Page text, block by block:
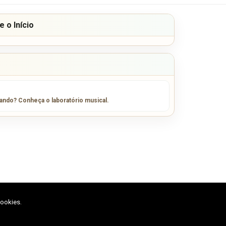
o Início
Conheça o laboratório musical.